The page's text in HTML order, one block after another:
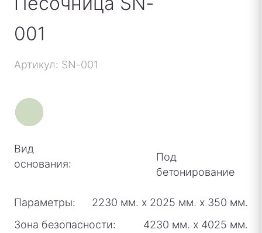
001
Артикул: SN-001
Вид
основания:
Под
бетонирование
Параметры: 2230 мм. х 2025 мм. х 350 мм.
Зона безопасности:
4230 мм. х 4025 мм.